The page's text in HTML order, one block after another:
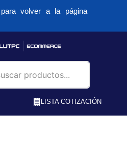
volver a la página
LISTA COTIZACIÓN